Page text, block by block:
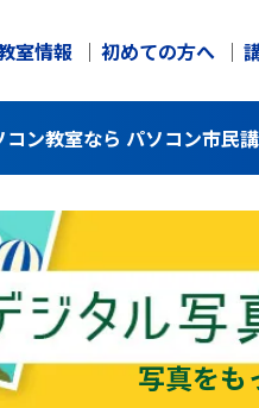
室情報 初めての方へ
ン教室なら パソコン市民
写真をも